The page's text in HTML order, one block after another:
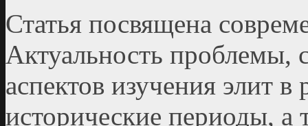
Статья посвящена
Актуальность проблемы,
аспектов изучения элит
исторические периоды, а